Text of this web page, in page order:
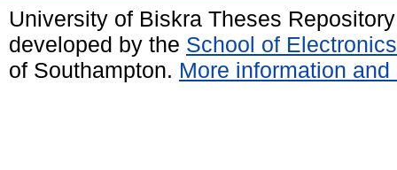
University of Biskra Theses
developed by the School of
of Southampton. More information